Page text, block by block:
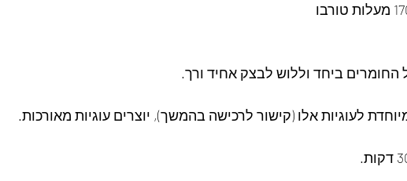
ביחד וללוש לבצק אחיד ורך.
לעוגיות אלו (קישור לרכישה בהמשך), יוצרים עוגיות מאורכות.